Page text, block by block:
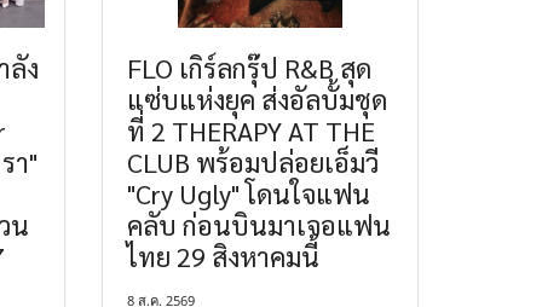
ลัง
า"
น
FLO เกิร์ลกรุ๊ป R&B สุด
แซ่บแห่งยุค ส่งอัลบั้มชุด
ที่ 2 THERAPY AT THE
CLUB พร้อมปล่อยเอ็มวี
"Cry Ugly" โดนใจแฟน
คลับ ก่อนบินมาเจอแฟน
ไทย 29 สิงหาคมนี้
8 ส.ค. 2569